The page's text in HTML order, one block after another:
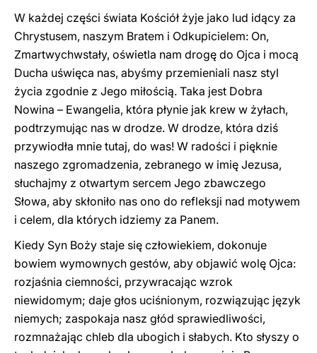
W każdej części świata Kościół żyje jako lud idący za
Chrystusem, naszym Bratem i Odkupicielem: On,
Zmartwychwstały, oświetla nam drogę do Ojca i mocą
Ducha uświęca nas, abyśmy przemieniali nasz styl
życia zgodnie z Jego miłością. Taka jest Dobra
Nowina – Ewangelia, która płynie jak krew w żyłach,
podtrzymując nas w drodze. W drodze, która dziś
przywiodła mnie tutaj, do was! W radości i pięknie
naszego zgromadzenia, zebranego w imię Jezusa,
słuchajmy z otwartym sercem Jego zbawczego
Słowa, aby skłoniło nas ono do refleksji nad motywem
i celem, dla których idziemy za Panem.
Kiedy Syn Boży staje się człowiekiem, dokonuje
bowiem wymownych gestów, aby objawić wolę Ojca:
rozjaśnia ciemności, przywracając wzrok
niewidomym; daje głos uciśnionym, rozwiązując język
niemych; zaspokaja nasz głód sprawiedliwości,
rozmnażając chleb dla ubogich i słabych. Kto słyszy o